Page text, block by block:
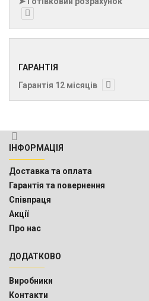
ГАРАНТІЯ
Гарантія 12 місяців
ІНФОРМАЦІЯ
Доставка та оплата
Гарантія та повернення
Співпраця
Акції
Про нас
ДОДАТКОВО
Виробники
Контакти